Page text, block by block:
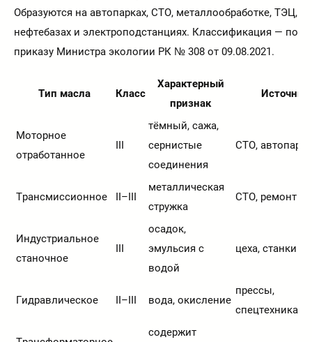
Образуются на автопарках, СТО, металлообработке, ТЭЦ,
нефтебазах и электроподстанциях. Классификация — по
приказу Министра экологии РК № 308 от 09.08.2021.
Тип масла Класс
Характерный
признак
Источник
Моторное
отработанное
III
тёмный, сажа,
сернистые
соединения
СТО, автопарк
Трансмиссионное II–III
металлическая
стружка
СТО, ремонт
Индустриальное
станочное
III
осадок,
эмульсия с
водой
цеха, станки
Гидравлическое II–III вода, окисление
прессы,
спецтехника
содержит